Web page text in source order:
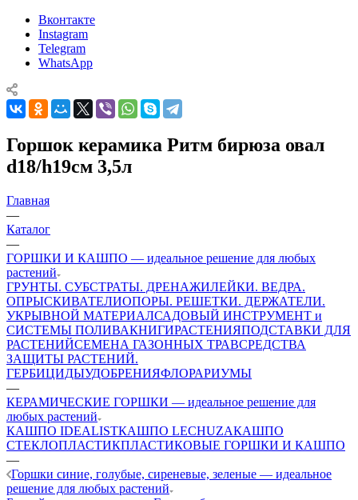
Вконтакте
Instagram
Telegram
WhatsApp
Горшок керамика Ритм бирюза овал
d18/h19см 3,5л
Главная
—
Каталог
—
ГОРШКИ И КАШПО — идеальное решение для любых
растений
ГРУНТЫ. СУБСТРАТЫ. ДРЕНАЖИЛЕЙКИ. ВЕДРА.
ОПРЫСКИВАТЕЛИОПОРЫ. РЕШЕТКИ. ДЕРЖАТЕЛИ.
УКРЫВНОЙ МАТЕРИАЛСАДОВЫЙ ИНСТРУМЕНТ и
СИСТЕМЫ ПОЛИВАКНИГИРАСТЕНИЯПОДСТАВКИ ДЛЯ
РАСТЕНИЙСЕМЕНА ГАЗОННЫХ ТРАВСРЕДСТВА
ЗАЩИТЫ РАСТЕНИЙ.
ГЕРБИЦИДЫУДОБРЕНИЯФЛОРАРИУМЫ
—
КЕРАМИЧЕСКИЕ ГОРШКИ — идеальное решение для
любых растений
КАШПО IDEALISTКАШПО LECHUZAКАШПО
СТЕКЛОПЛАСТИКПЛАСТИКОВЫЕ ГОРШКИ И КАШПО
—
Горшки синие, голубые, сиреневые, зеленые — идеальное
решение для любых растений